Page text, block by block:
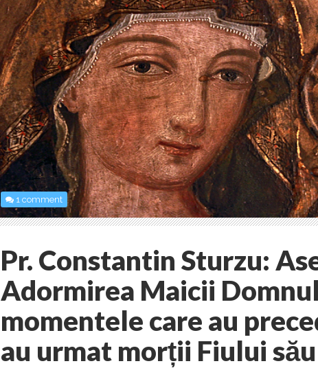
1 comment
Pr. Constantin Sturzu:
Adormirea Maicii
momentele care au
au urmat morții Fiului său